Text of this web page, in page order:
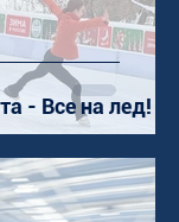
- Все на лед!